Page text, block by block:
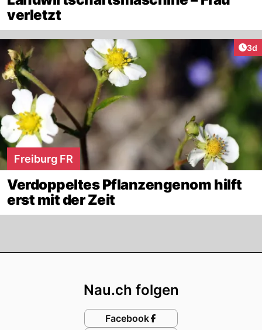
verletzt
3d
Freiburg FR
Verdoppeltes Pflanzengenom hilft
erst mit der Zeit
Nau.ch folgen
Facebook